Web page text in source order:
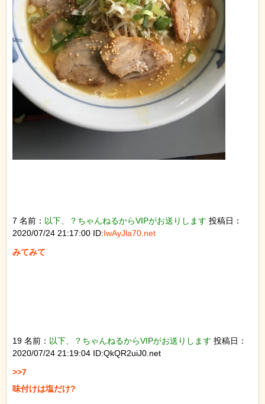
7 名前： 以下、？ちゃんねるからVIPがお送りします 投稿日：
2020/07/24 21:17:00 ID:IwAyJla70.net
19 名前： 以下、？ちゃんねるからVIPがお送りします 投稿日：
2020/07/24 21:19:04 ID:QkQR2uiJ0.net
>>7
味付けは塩だけ?